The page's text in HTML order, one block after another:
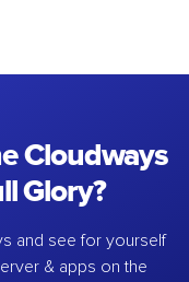
Cloudways
Glory?
and see for yourself
& apps on the